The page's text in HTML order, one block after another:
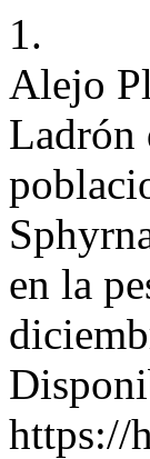
1.
Alejo
Ladrón
en la
https://